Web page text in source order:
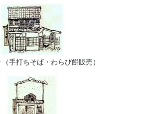
手打ちそば・わらび餅販売）